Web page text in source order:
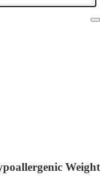
Weight